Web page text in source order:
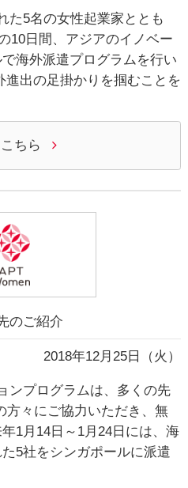
た5名の女性起業家ととも
10日間、アジアのイノベー
海外派遣プログラムを行い
進出の足掛かりを掴むことを
ちら
のご紹介
2018年12月25日（火）
ンプログラムは、多くの先
方々にご協力いただき、無
1月14日～1月24日には、海
5社をシンガポールに派遣